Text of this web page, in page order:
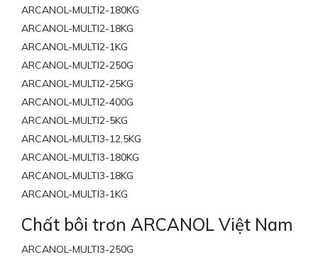
ARCANOL-MULTI2-180KG
ARCANOL-MULTI2-18KG
ARCANOL-MULTI2-1KG
ARCANOL-MULTI2-250G
ARCANOL-MULTI2-25KG
ARCANOL-MULTI2-400G
ARCANOL-MULTI2-5KG
ARCANOL-MULTI3-12,5KG
ARCANOL-MULTI3-180KG
ARCANOL-MULTI3-18KG
ARCANOL-MULTI3-1KG
Chất bôi trơn ARCANOL Việt Nam
ARCANOL-MULTI3-250G